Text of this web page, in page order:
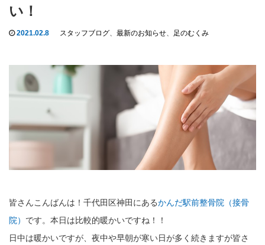
い！
2021.02.8 スタッフブログ、 最新のお知らせ、 足のむくみ
皆さんこんばんは！千代田区神田にあるかんだ駅前整骨院（接骨
院） です。本日は比較的暖かいですね！！
日中は暖かいですが、夜中や早朝が寒い日が多く続きますが皆さ